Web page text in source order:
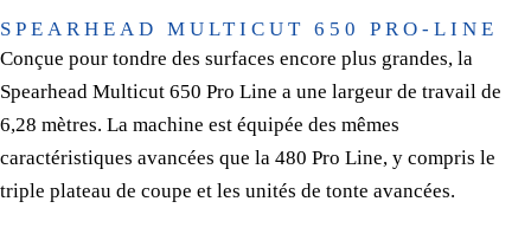
SPEARHEAD MULTICUT 650 PRO-LINE
Conçue pour tondre des surfaces encore plus grandes, la
Spearhead Multicut 650 Pro Line a une largeur de travail de
6,28 mètres. La machine est équipée des mêmes
caractéristiques avancées que la 480 Pro Line, y compris le
triple plateau de coupe et les unités de tonte avancées.